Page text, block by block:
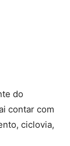
do
contar com
ciclovia,